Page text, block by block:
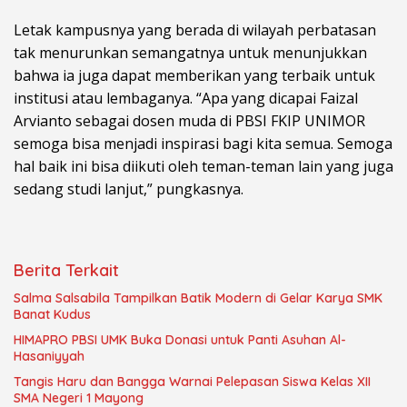
Letak kampusnya yang berada di wilayah perbatasan
tak menurunkan semangatnya untuk menunjukkan
bahwa ia juga dapat memberikan yang terbaik untuk
institusi atau lembaganya. “Apa yang dicapai Faizal
Arvianto sebagai dosen muda di PBSI FKIP UNIMOR
semoga bisa menjadi inspirasi bagi kita semua. Semoga
hal baik ini bisa diikuti oleh teman-teman lain yang juga
sedang studi lanjut,” pungkasnya.
Berita Terkait
Salma Salsabila Tampilkan Batik Modern di Gelar Karya SMK
Banat Kudus
HIMAPRO PBSI UMK Buka Donasi untuk Panti Asuhan Al-
Hasaniyyah
Tangis Haru dan Bangga Warnai Pelepasan Siswa Kelas XII
SMA Negeri 1 Mayong